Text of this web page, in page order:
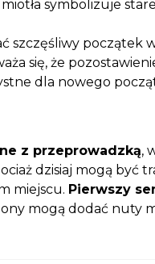
symbolizuje
szczęśliwy początek
się, że
dla nowego
z przeprowadzką,
dzisiaj mogą
miejscu. Pierwszy
mogą dodać nuty